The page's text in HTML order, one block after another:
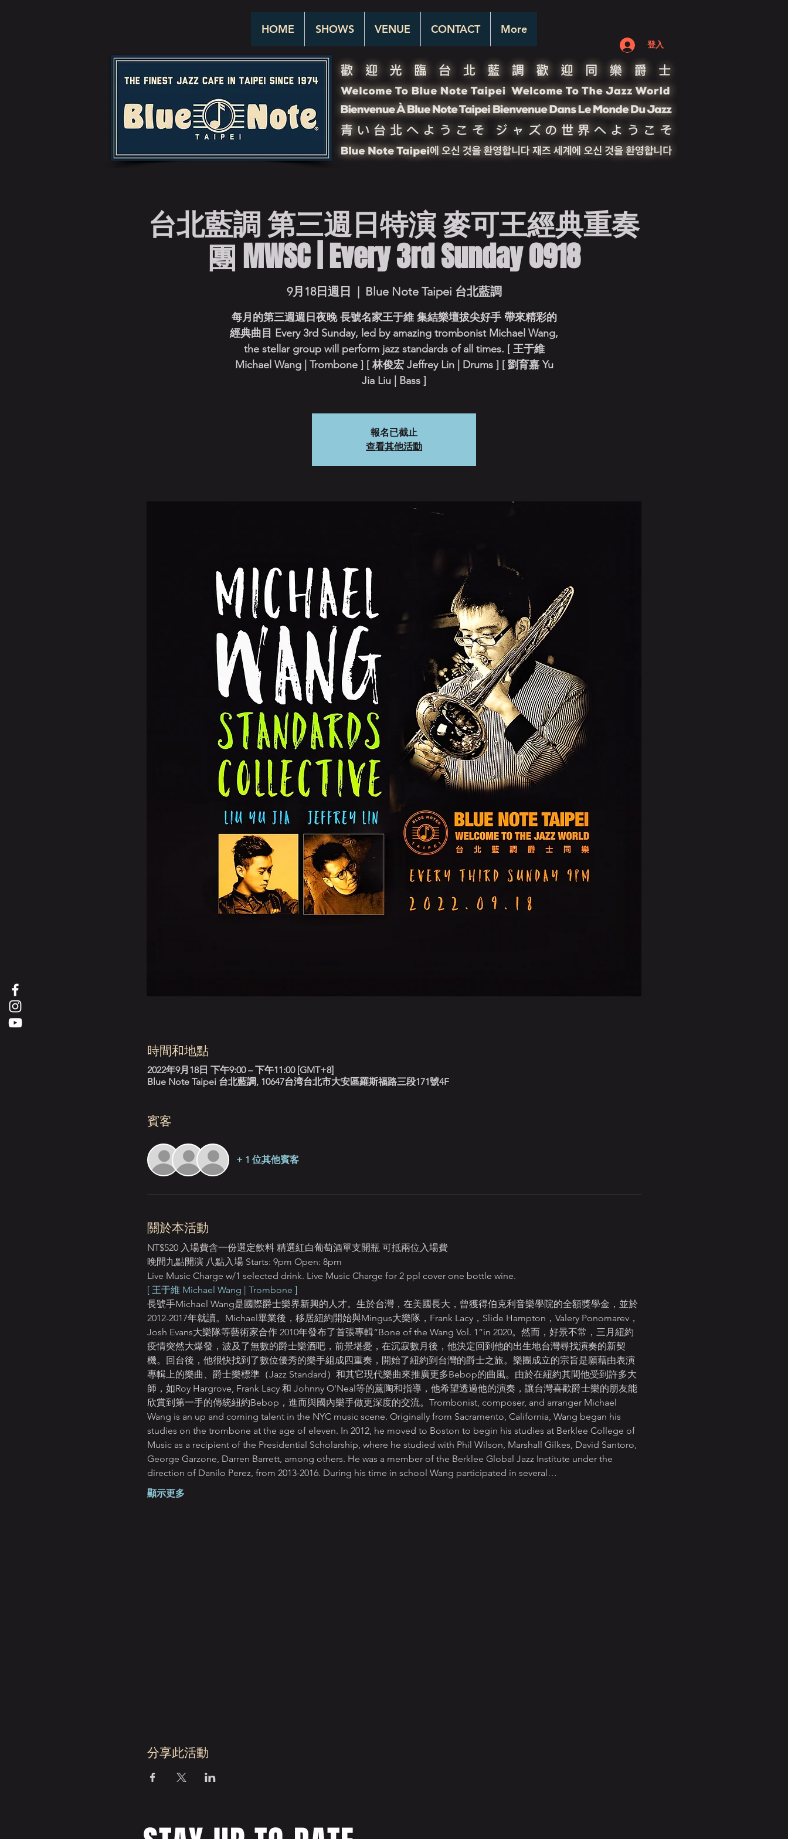
HOME SHOWS VENUE CONTACT More
登入
台北藍調 第三週日特演 麥可王經典重奏
團 MWSC | Every 3rd Sunday 0918
9月18日週日
  |
Blue Note Taipei 台北藍調
每月的第三週週日夜晚 長號名家王于維 集結樂壇拔尖好手 帶來精彩的
經典曲目 Every 3rd Sunday, led by amazing trombonist Michael Wang,
the stellar group will perform jazz standards of all times. [ 王于維
Michael Wang | Trombone ] [ 林俊宏 Jeffrey Lin | Drums ] [ 劉育嘉 Yu
Jia Liu | Bass ]
報名已截止
查看其他活動
時間和地點
2022年9月18日 下午9:00 – 下午11:00 [GMT+8]
Blue Note Taipei 台北藍調, 10647台湾台北市大安區羅斯福路三段171號4F
賓客
+ 1 位其他賓客
關於本活動
NT$520 入場費含一份選定飲料 精選紅白葡萄酒單支開瓶 可抵兩位入場費
晚間九點開演 八點入場 Starts: 9pm Open: 8pm
Live Music Charge w/1 selected drink. Live Music Charge for 2 ppl cover one bottle wine.
[ 王于維 Michael Wang | Trombone ]
長號手Michael Wang是國際爵士樂界新興的人才。生於台灣，在美國長大，曾獲得伯克利音樂學院的全額獎學金，並於
2012-2017年就讀。Michael畢業後，移居紐約開始與Mingus大樂隊，Frank Lacy，Slide Hampton，Valery Ponomarev，
Josh Evans大樂隊等藝術家合作 2010年發布了首張專輯“Bone of the Wang Vol. 1”in 2020。然而，好景不常，三月紐約
疫情突然大爆發，波及了無數的爵士樂酒吧，前景堪憂，在沉寂數月後，他決定回到他的出生地台灣尋找演奏的新契
機。回台後，他很快找到了數位優秀的樂手組成四重奏，開始了紐約到台灣的爵士之旅。樂團成立的宗旨是願藉由表演
專輯上的樂曲、爵士樂標準（Jazz Standard）和其它現代樂曲來推廣更多Bebop的曲風。由於在紐約其間他受到許多大
師，如Roy Hargrove, Frank Lacy 和 Johnny O'Neal等的薰陶和指導，他希望透過他的演奏，讓台灣喜歡爵士樂的朋友能
欣賞到第一手的傳統紐約Bebop，進而與國內樂手做更深度的交流。Trombonist, composer, and arranger Michael
Wang is an up and coming talent in the NYC music scene. Originally from Sacramento, California, Wang began his
studies on the trombone at the age of eleven. In 2012, he moved to Boston to begin his studies at Berklee College of
Music as a recipient of the Presidential Scholarship, where he studied with Phil Wilson, Marshall Gilkes, David Santoro,
George Garzone, Darren Barrett, among others. He was a member of the Berklee Global Jazz Institute under the
direction of Danilo Perez, from 2013-2016. During his time in school Wang participated in several…
顯示更多
分享此活動